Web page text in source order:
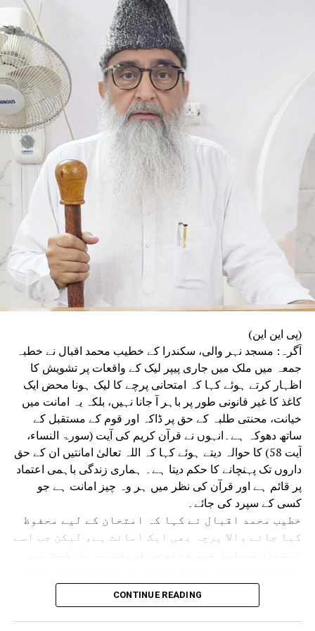
تقسیم اور ذات پات کی بنیاد پر جنون کو بڑھاوا
دینے کا رجحان جمہوریت، سماجی ہم آہنگی اور
قومی مفاد کے لیے خطرناک بنتا جا رہا ہے۔
مسٹر رائے نے کہا کہ آج سیاست میں نظریاتی
وابستگی کی جگہ معاشی طاقت اور خاندانی سیاست
کا اثر بڑھتا جا رہا ہے، جس سے جمہوری اقدار کو
مسلسل نقصان پہنچ رہا ہے۔ انہوں نے اپنے استعفے
میں کہا کہ آئین، جمہوریت اور آئینی اداروں پر
ہونے والے حملوں سے جمہوریت خطرے میں ہے۔ ’’فرد
سے بڑی پارٹی اور پارٹی سے بڑا ملک‘‘ کے جذبے کا
ذکر کرتے ہوئے انہوں نے کہا کہ انہی نظریاتی اور
اخلاقی وجوہات کی بنا پر وہ ریاستی صدر کے عہدے
اور پارٹی کی بنیادی رکنیت سے اپنا استعفیٰ دے
رہے ہیں۔
(پی این این)
آگرہ: مسجد نہر والی، سکندرا کے خطیب محمد اقبال نے خطبہ
جمعہ میں ملک میں جاری پیپر لیک کے واقعات پر تشویش کا
اظہار کرتے ہوئے کہا کہ امتحانی پرچے کا لیک ہونا محض ایک
کاغذ کا غیر قانونی طور پر باہر آ جانا نہیں، بلکہ یہ امانت میں
خیانت، محنتی طلبہ کے حق پر ڈاکہ اور قوم کے مستقبل کے
ساتھ دھوکہ ہے۔انہوں نے قرآن کریم کی آیت (سورۃ النساء،
آیت 58) کا حوالہ دیتے ہوئے کہا کہ اللہ تعالیٰ امانتیں ان کے حق
داروں تک پہنچانے کا حکم دیتا ہے۔ ہماری زندگی باہمی اعتماد
پر قائم ہے اور قرآن کی نظر میں ہر وہ چیز امانت ہے جو
کسی کے سپرد کی جائے۔
خطیب محمد اقبال نے کہا کہ امتحان کے لیے محفوظ
کیا جانے والا پرچہ بھی ایک امانت ہے، لیکن جب اسے
بلکہ اعتماد اور امانت بھی لیک ہو جاتی ہے۔
انہوں نے کہا کہ کوئی بھی امتحان صرف طلبہ کا
امتحان نہیں ہوتا بلکہ یہ پورے معاشرے، تعلیمی
CONTINUE READING